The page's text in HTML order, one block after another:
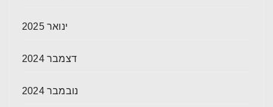
ינואר 2025
דצמבר 2024
נובמבר 2024